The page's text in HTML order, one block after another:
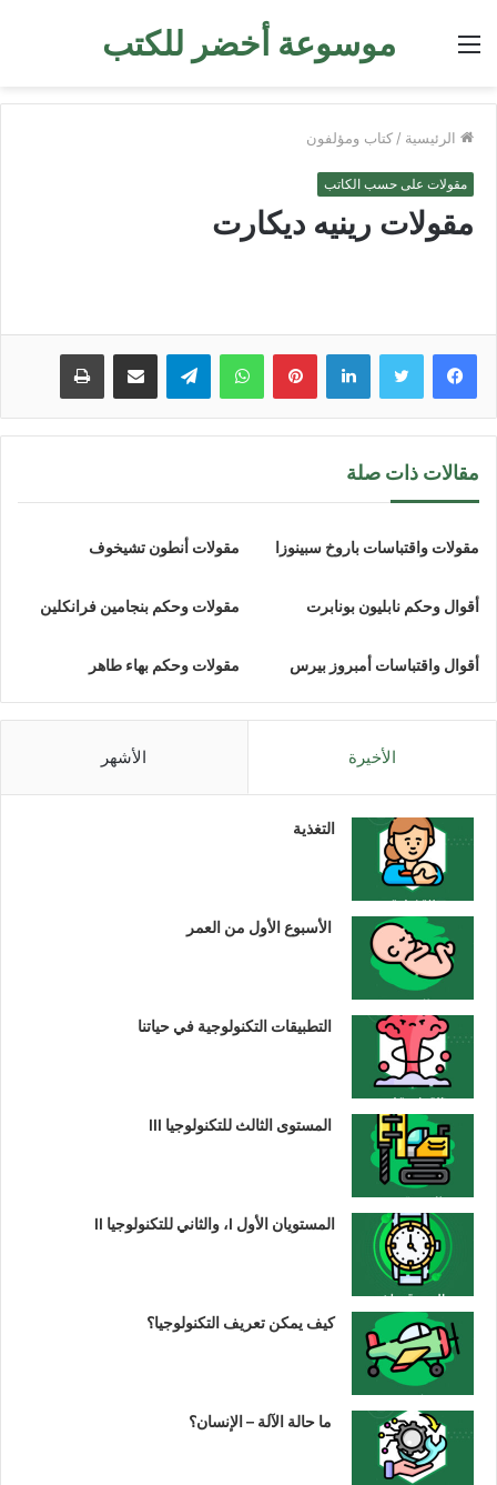
موسوعة أخضر للكتب القائمة
الرئيسية / كتاب ومؤلفون
مقولات على حسب الكاتب
مقولات رينيه ديكارت
لينكدإن بينتيريستواتساب تيلقرام مشاركة عبر البريد طباعة
مقالات ذات صلة
مقولات واقتباسات باروخ سبينوزا مقولات أنطون تشيخوف
أقوال وحكم نابليون بونابرت مقولات وحكم بنجامين فرانكلين
أقوال واقتباسات أمبروز بيرس مقولات وحكم بهاء طاهر
الأخيرة الأشهر
التغذية
الأسبوع الأول من العمر
التطبيقات التكنولوجية في حياتنا
المستوى الثالث للتكنولوجيا III
المستويان الأول I، والثاني للتكنولوجيا II
كيف يمكن تعريف التكنولوجيا؟
ما حالة الآلة – الإنسان؟